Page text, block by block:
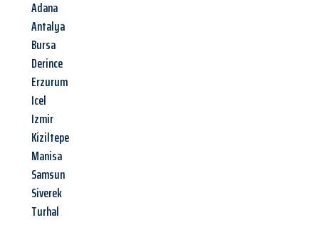
Adana
Antalya
Bursa
Derince
Erzurum
Icel
Izmir
Kiziltepe
Manisa
Samsun
Siverek
Turhal